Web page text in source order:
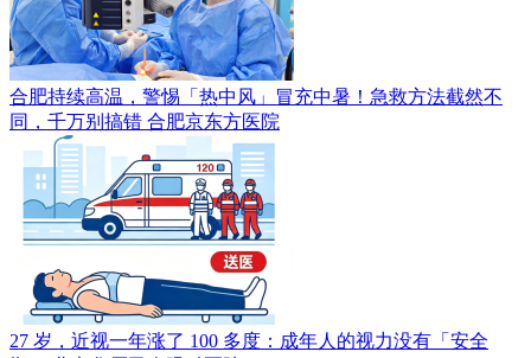
合肥持续高温，警惕「热中风」冒充中暑！急救方法截然不
同，千万别搞错 合肥京东方医院
27 岁，近视一年涨了 100 多度：成年人的视力没有「安全